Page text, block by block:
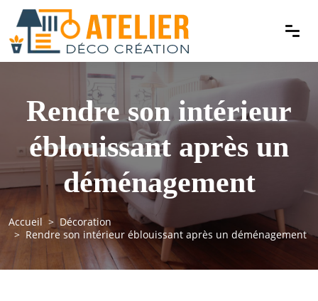
Rendre son intérieur
éblouissant après un
déménagement
Accueil
Décoration
Rendre son intérieur éblouissant après un déménagement